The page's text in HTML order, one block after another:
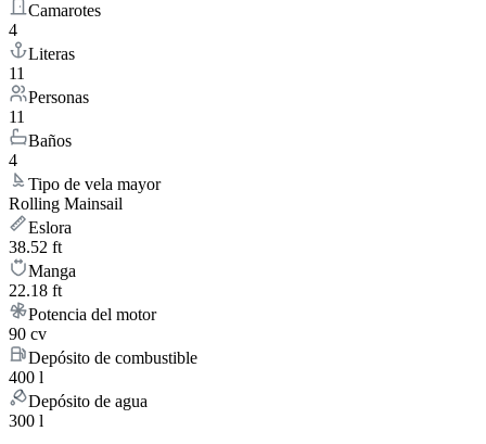
Camarotes
4
Literas
11
Personas
11
Baños
4
Tipo de vela mayor
Rolling Mainsail
Eslora
38.52 ft
Manga
22.18 ft
Potencia del motor
90 cv
Depósito de combustible
400 l
Depósito de agua
300 l